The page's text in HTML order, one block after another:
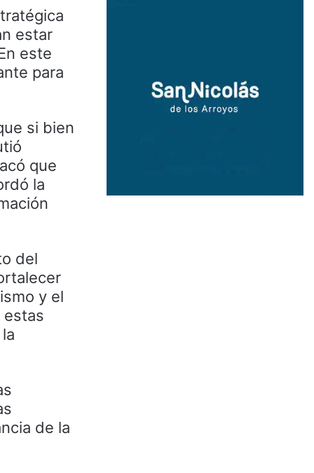
estar
este
para
si bien
que
la
del
y el
estas
de la